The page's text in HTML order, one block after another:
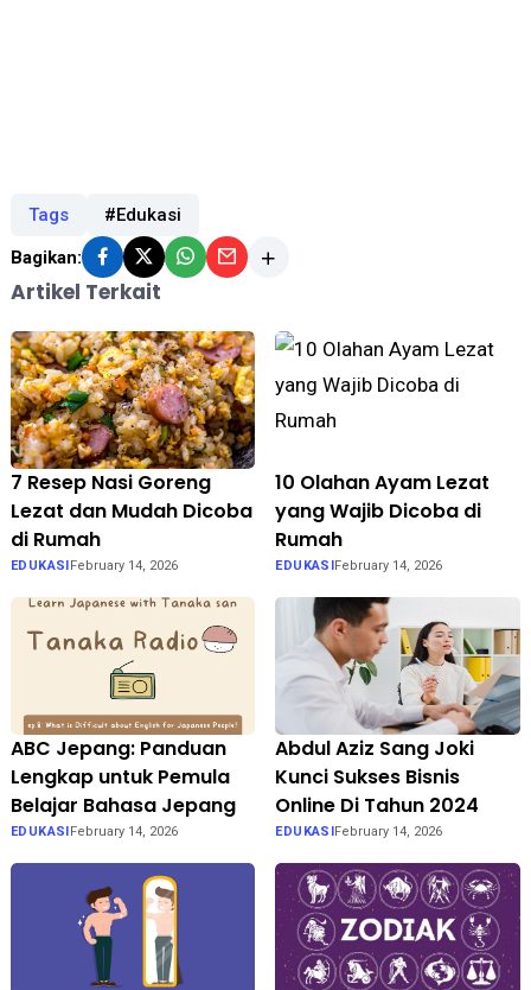
Tags #Edukasi
Bagikan:
Artikel Terkait
7 Resep Nasi Goreng
Lezat dan Mudah Dicoba
di Rumah
EDUKASI February 14, 2026
10 Olahan Ayam Lezat
yang Wajib Dicoba di
Rumah
EDUKASI February 14, 2026
ABC Jepang: Panduan
Lengkap untuk Pemula
Belajar Bahasa Jepang
EDUKASI February 14, 2026
Abdul Aziz Sang Joki
Kunci Sukses Bisnis
Online Di Tahun 2024
EDUKASI February 14, 2026